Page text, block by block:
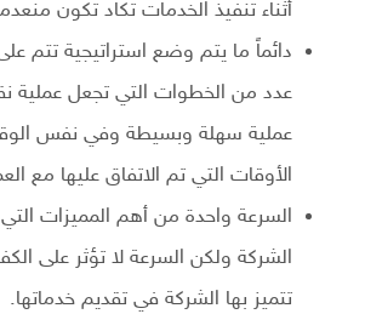
أثناء تنفيذ الخدمات تكاد تكون
دائماً ما يتم وضع استراتيجية تتم
عدد من الخطوات التي تجعل عملية
عملية سهلة وبسيطة وفي نفس
الأوقات التي تم الاتفاق عليها مع
السرعة واحدة من أهم المميزات التي
الشركة ولكن السرعة لا تؤثر على
تتميز بها الشركة في تقديم خدماتها.